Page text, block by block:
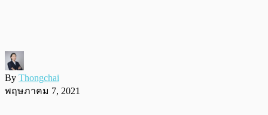
By Thongchai
พฤษภาคม 7, 2021